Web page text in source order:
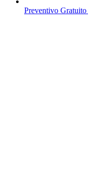
Preventivo Gratuito